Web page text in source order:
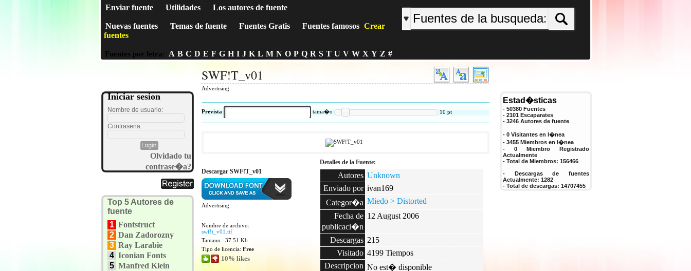
Enviar fuente Utilidades Los autores de fuente
Nuevas fuentes Temas de fuente Fuentes Gratis Fuentes famosos Crear
fuentes
Fuentes por letra: A B C D E F G H I J K L M N O P Q R S T U V W X Y Z #
Iniciar sesion
Nombre de usuario:
Contrasena:
Olvidado tu
contrase�a?
Top 5 Autores de
fuente
1 Fontstruct
2 Dan Zadorozny
3 Ray Larabie
4 Iconian Fonts
5 Manfred Klein
SWF!T_v01
Advertising:
Prevista tama�o 10 pt
Descargar SWF!T_v01
Advertising:
Nombre de archivo:
swf!t_v01.ttf
Tamano : 37.51 Kb
Tipo de licencia: Free
10% likes
Detalles de la Fuente:
Autores Unknown
Enviado por ivan169
Categor�a Miedo > Distorted
Fecha de
publicaci�n
12 August 2006
Descargas 215
Visitado 4199 Tiempos
Descripcion No est� disponible
Estad�sticas
- 50380 Fuentes
- 2101 Escaparates
- 3246 Autores de fuente
- 0 Visitantes en l�nea
- 3455 Miembros en l�nea
- 0 Miembro Registrado
Actualmente
- Total de Miembros: 156466
- Descargas de fuentes
Actualmente: 1282
- Total de descargas: 14707455